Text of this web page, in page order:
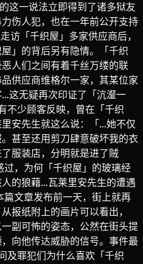
这一说法立即得到了诸多狱友
伤人犯，也在一年前公开支持
访「千织屋」多家供应商后，
」的背后另有隐情。「千织
人们之间有着千丝万缕的联
供应商维格尔一家，其某位家
这无疑再次印证了「沆瀣一
不少顾客反映，曾在「千织
安先生就这么说：「…她不仅
甚至还用剪刀肆意破坏我的衣
服装店，分明就是进了贼
，为何「千织屋」的玻璃经
的狼藉…瓦莱里安先生的遭遇
文章发布前一天，街上就再
报纸附上的画片可以看出，
副可怖的姿态，公然在街头提
向他传达威胁的信号。事件最
及罪犯们为什么喜欢「千织